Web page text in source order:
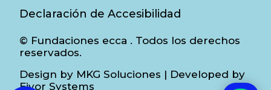
Declaración de Accesibilidad
© Fundaciones ecca . Todos los derechos
reservados.
Design by MKG Soluciones | Developed by
Eivor Systems